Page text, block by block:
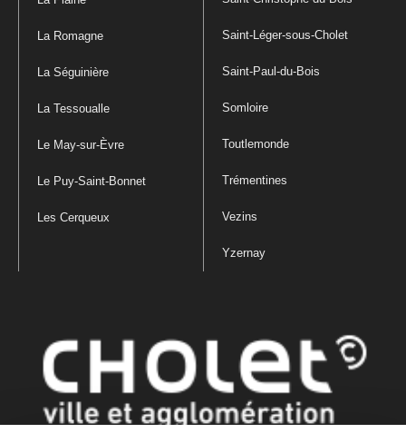
La Romagne
La Séguinière
La Tessoualle
Le May-sur-Èvre
Le Puy-Saint-Bonnet
Les Cerqueux
Saint-Léger-sous-Cholet
Saint-Paul-du-Bois
Somloire
Toutlemonde
Trémentines
Vezins
Yzernay